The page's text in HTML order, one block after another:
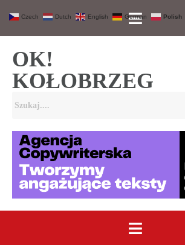
OK!
KOŁOBRZEG
Czech Dutch English German Polish